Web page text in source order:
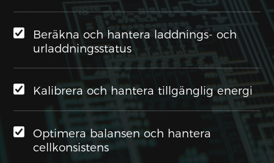
Beräkna och hantera laddnings- och
urladdningsstatus
Kalibrera och hantera tillgänglig energi
Optimera balansen och hantera
cellkonsistens